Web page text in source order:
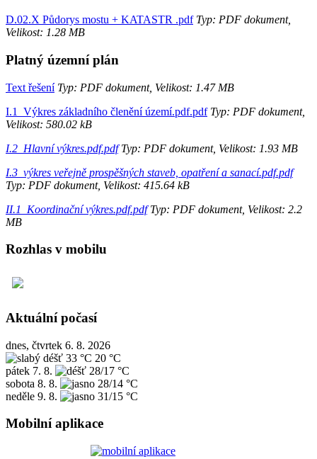
D.02.X Půdorys mostu + KATASTR .pdfTyp: PDF dokument,
Velikost: 1.28 MB
Platný územní plán
Text řešeníTyp: PDF dokument, Velikost: 1.47 MB
I.1_Výkres základního členění území.pdf.pdfTyp: PDF dokument,
Velikost: 580.02 kB
I.2_Hlavní výkres.pdf.pdfTyp: PDF dokument, Velikost: 1.93 MB
I.3_výkres veřejně prospěšných staveb, opatření a sanací.pdf.pdf
Typ: PDF dokument, Velikost: 415.64 kB
II.1_Koordinační výkres.pdf.pdfTyp: PDF dokument, Velikost: 2.2
MB
Rozhlas v mobilu
Aktuální počasí
dnes, čtvrtek 6. 8. 2026
33 °C 20 °C
pátek 7. 8.
28/17 °C
sobota 8. 8.
28/14 °C
neděle 9. 8. 31/15 °C
Mobilní aplikace